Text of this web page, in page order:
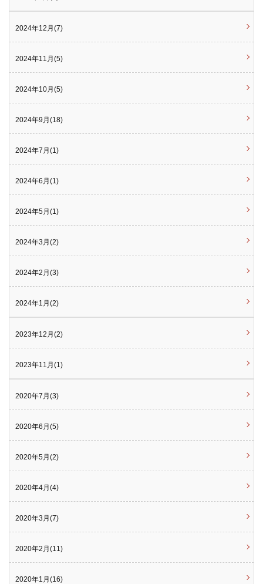
2024年12月(7)
2024年11月(5)
2024年10月(5)
2024年9月(18)
2024年7月(1)
2024年6月(1)
2024年5月(1)
2024年3月(2)
2024年2月(3)
2024年1月(2)
2023年12月(2)
2023年11月(1)
2020年7月(3)
2020年6月(5)
2020年5月(2)
2020年4月(4)
2020年3月(7)
2020年2月(11)
2020年1月(16)